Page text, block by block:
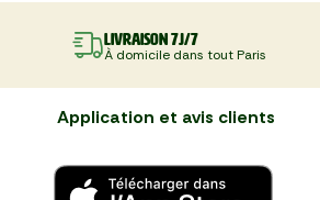
Livraison 7J/7
À domicile dans tout Paris
Application et avis clients